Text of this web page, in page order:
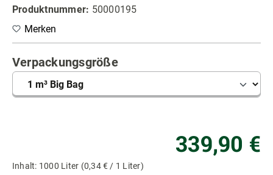
Produktnummer: 50000195
Merken
Verpackungsgrößeauswählen
339,90 €
Inhalt: 1000 Liter (0,34 € / 1 Liter)